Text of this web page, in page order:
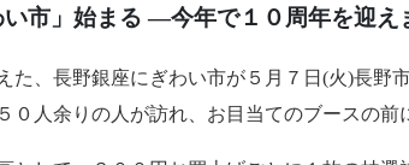
い市」始まる ―今年で１０周年を迎
た、長野銀座にぎわい市が５月７日(火)長野
０人余りの人が訪れ、お目当てのブースの前